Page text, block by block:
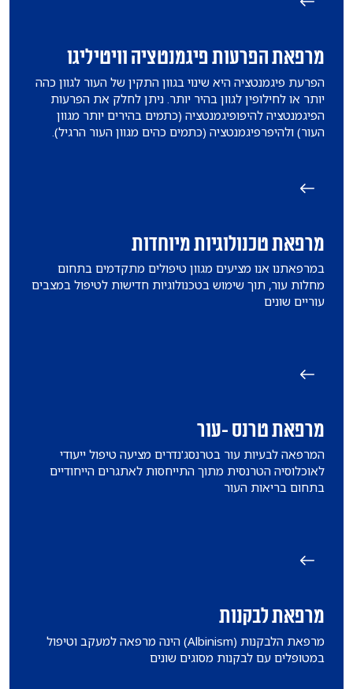
מרפאת הפרעות פיגמנטציה וויטיליגו
הפרעת פיגמנטציה היא שינוי בגוון התקין של העור לגוון כהה
יותר או לחילופין לגוון בהיר יותר. ניתן לחלק את הפרעות
הפיגמנטציה להיפופיגמנטציה (כתמים בהירים יותר מגוון
העור) ולהיפרפיגמנטציה (כתמים כהים מגוון העור הרגיל).
מרפאת טכנולוגיות מיוחדות
במרפאתנו אנו מציעים מגוון טיפולים מתקדמים בתחום
מחלות עור, תוך שימוש בטכנולוגיות חדישות לטיפול במצבים
עוריים שונים
מרפאת טרנס -עור
המרפאה לבעיות עור בטרנסג'נדרים מציעה טיפול ייעודי
לאוכלוסיה הטרנסית מתוך התייחסות לאתגרים הייחודיים
בתחום בריאות העור
מרפאת לבקנות
מרפאת הלבקנות (Albinism) הינה מרפאה למעקב וטיפול
במטופלים עם לבקנות מסוגים שונים